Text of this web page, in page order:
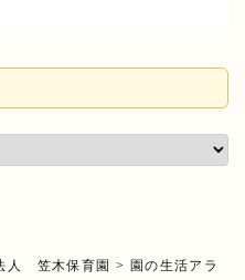
人 笠木保育園 >
園の生活アラ